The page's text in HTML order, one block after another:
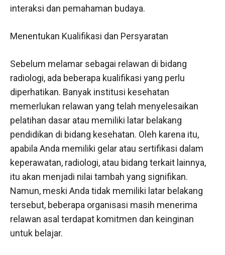
interaksi dan pemahaman budaya.
Menentukan Kualifikasi dan Persyaratan
Sebelum melamar sebagai relawan di bidang
radiologi, ada beberapa kualifikasi yang perlu
diperhatikan. Banyak institusi kesehatan
memerlukan relawan yang telah menyelesaikan
pelatihan dasar atau memiliki latar belakang
pendidikan di bidang kesehatan. Oleh karena itu,
apabila Anda memiliki gelar atau sertifikasi dalam
keperawatan, radiologi, atau bidang terkait lainnya,
itu akan menjadi nilai tambah yang signifikan.
Namun, meski Anda tidak memiliki latar belakang
tersebut, beberapa organisasi masih menerima
relawan asal terdapat komitmen dan keinginan
untuk belajar.